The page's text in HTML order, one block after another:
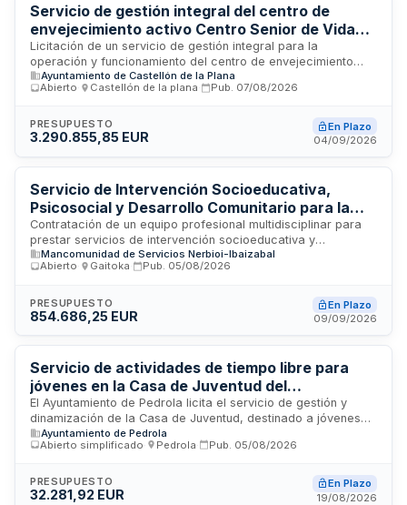
Servicio de gestión integral del centro de
envejecimiento activo Centro Senior de Vida
Activa y Saludable de Castelló
Licitación de un servicio de gestión integral para la
operación y funcionamiento del centro de envejecimiento
activo Centro Senior de Vida Activa y Saludable ubicado en
Castelló. El contrato administrativo de servicios sociales
información, conserjería, limpieza, mantenimiento de
espacios, organización de actividades y prestación de
responsabilizará de proporcionar todos los medios
personales y materiales necesarios, así como los suministros
consumibles, comunicaciones y fungibles para el correcto
funcionamiento del centro.
Ayuntamiento de Castellón de la Plana
Abierto
Castellón de la plana Pub. 07/08/2026
PRESUPUESTO
3.290.855,85 EUR
En Plazo
04/09/2026
Servicio de Intervención Socioeducativa,
Psicosocial y Desarrollo Comunitario para la
Mancomunidad de Servicios Nerbioi-Ibaizabal
Contratación de un equipo profesional multidisciplinar para
prestar servicios de intervención socioeducativa y
psicosocial en los municipios de Arakaldo, Arrankudiaga-
Zollo, Ugao-Miraballes y Zeberio. El servicio incluye
atención psicosocial, apoyo a personas cuidadoras,
prevención de adicciones y promoción de la salud. Se dirige
la prevención de desigualdades e intervención en
situaciones de riesgo de desprotección, exclusión social y
dependencia, bajo la supervisión del Área de Servicios
Sociales.
Mancomunidad de Servicios Nerbioi-Ibaizabal
Abierto
Gaitoka Pub. 05/08/2026
PRESUPUESTO
854.686,25 EUR
En Plazo
09/09/2026
Servicio de actividades de tiempo libre para
jóvenes en la Casa de Juventud del
Ayuntamiento de Pedrola
El Ayuntamiento de Pedrola licita el servicio de gestión y
dinamización de la Casa de Juventud, destinado a jóvenes
de entre doce y treinta años. El contrato incluye la ejecución
de un proyecto de intervención socioeducativa con
orientadas a fomentar la participación juvenil, promover un
ocio saludable y contribuir al desarrollo personal y social de
Ayuntamiento de Pedrola
Abierto simplificado
Pedrola Pub. 05/08/2026
PRESUPUESTO
32.281,92 EUR
En Plazo
19/08/2026